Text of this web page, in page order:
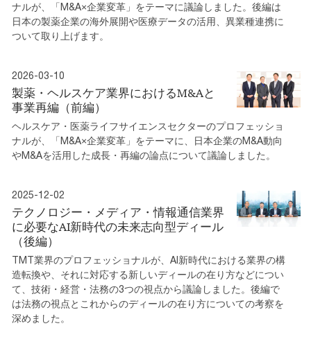
ナルが、「M&A×企業変革」をテーマに議論しました。後編は
日本の製薬企業の海外展開や医療データの活用、異業種連携に
ついて取り上げます。
2026-03-10
製薬・ヘルスケア業界におけるM&Aと
事業再編（前編）
ヘルスケア・医薬ライフサイエンスセクターのプロフェッショ
ナルが、「M&A×企業変革」をテーマに、日本企業のM&A動向
やM&Aを活用した成長・再編の論点について議論しました。
2025-12-02
テクノロジー・メディア・情報通信業界
に必要なAI新時代の未来志向型ディール
（後編）
TMT業界のプロフェッショナルが、AI新時代における業界の構
造転換や、それに対応する新しいディールの在り方などについ
て、技術・経営・法務の3つの視点から議論しました。後編で
は法務の視点とこれからのディールの在り方についての考察を
深めました。